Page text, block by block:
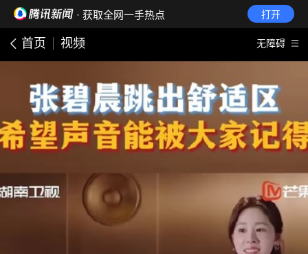
· 获取全网一手热点 打开
首页 视频 无障碍